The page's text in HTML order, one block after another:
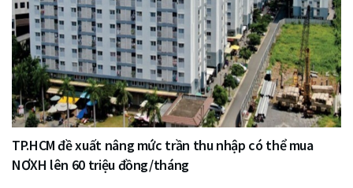
TP.HCM đề xuất nâng mức trần thu nhập có thể mua
NƠXH lên 60 triệu đồng/tháng